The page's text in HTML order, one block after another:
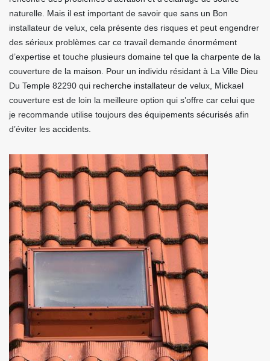
naturelle. Mais il est important de savoir que sans un Bon
installateur de velux, cela présente des risques et peut engendrer
des sérieux problèmes car ce travail demande énormément
d’expertise et touche plusieurs domaine tel que la charpente de la
couverture de la maison. Pour un individu résidant à La Ville Dieu
Du Temple 82290 qui recherche installateur de velux, Mickael
couverture est de loin la meilleure option qui s’offre car celui que
je recommande utilise toujours des équipements sécurisés afin
d’éviter les accidents.